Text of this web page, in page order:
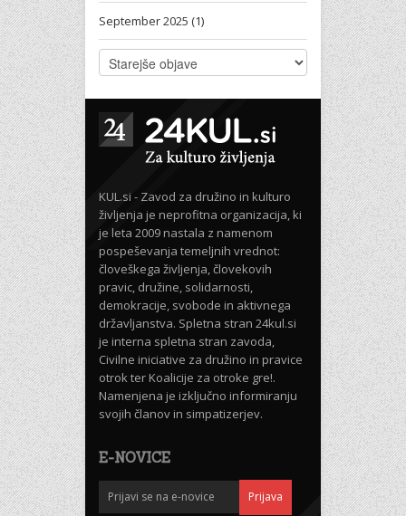
September 2025 (1)
KUL.si - Zavod za družino in kulturo
življenja je neprofitna organizacija, ki
je leta 2009 nastala z namenom
pospeševanja temeljnih vrednot:
človeškega življenja, človekovih
pravic, družine, solidarnosti,
demokracije, svobode in aktivnega
državljanstva. Spletna stran 24kul.si
je interna spletna stran zavoda,
Civilne iniciative za družino in pravice
otrok ter Koalicije za otroke gre!.
Namenjena je izključno informiranju
svojih članov in simpatizerjev.
E-NOVICE